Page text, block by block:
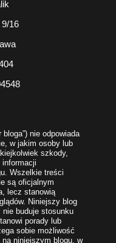
9/16
nie odpowiada
w jakim osoby lub
szkody,
Wszelkie treści
są oficjalnym
lecz stanowią
Niniejszy blog
nie buduje stosunku
porady lub
sobie możliwość
niniejszym blogu, w